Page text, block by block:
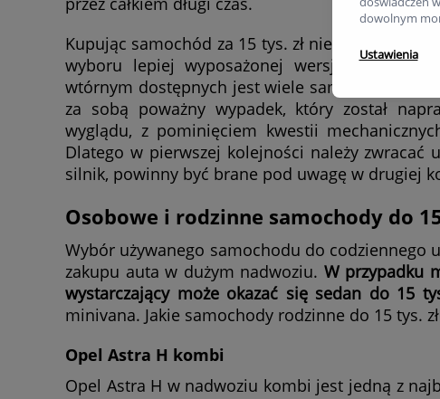
Kupując samochód za 15 tys. zł nie należy
wyboru lepiej wyposażonej wersji na rzecz
wtórnym dostępnych jest wiele samochodów w
za sobą poważny wypadek, który został
wyglądu, z pominięciem kwestii
Dlatego w pierwszej kolejności należy
silnik, powinny być brane pod uwagę w drugiej
Osobowe i rodzinne samochody do
Wybór używanego samochodu do codziennego
zakupu auta w dużym nadwoziu. W przypadku
wystarczający może okazać się sedan do 15
minivana. Jakie samochody rodzinne do 15 tys.
Opel Astra H kombi
Opel Astra H w nadwoziu kombi jest jedną z
dowolnym
Ustawienia